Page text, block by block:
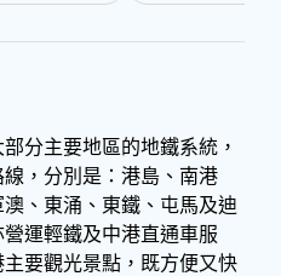
分主要地區的地鐵系統，
，分別是：港島、南港
、東涌、東鐵、屯馬及迪
運輕鐵及中港直通車服
要觀光景點，既方便又快